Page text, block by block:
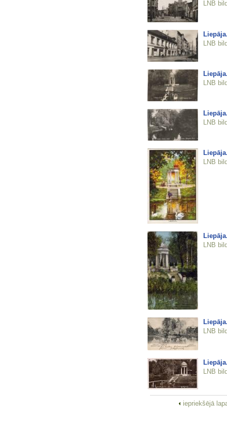
LNB
LNB
LNB
LNB
LNB
LNB
LNB
LNB
iepriekšējā